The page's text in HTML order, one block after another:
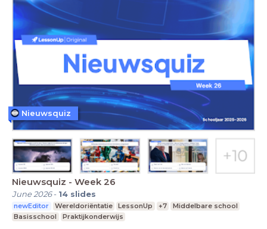
Nieuwsquiz - Week 26
June 2026- 14 slides
newEditor Wereldoriëntatie LessonUp +7
Middelbare school
Basisschool
Praktijkonderwijs
Nieuwsquiz